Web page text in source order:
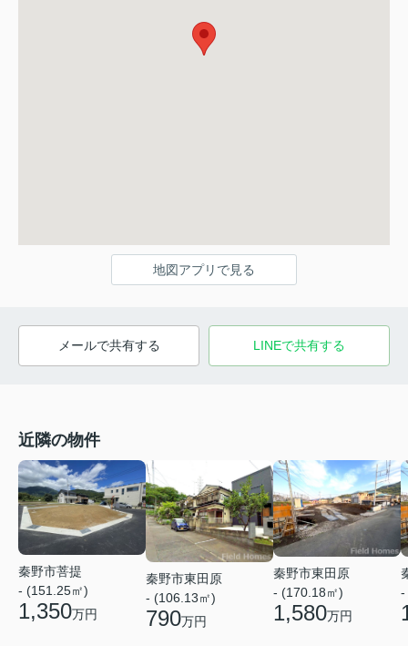
地図アプリで見る
メールで共有する LINEで共有する
近隣の物件
秦野市菩提
- (151.25㎡)
1,350万円
秦野市東田原
- (106.13㎡)
790万円
秦野市東田原
- (170.18㎡)
1,580万円
-